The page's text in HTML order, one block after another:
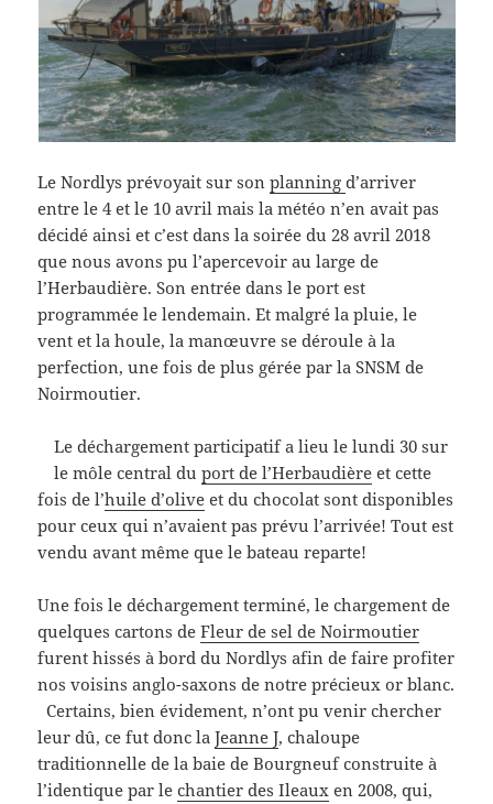
Le Nordlys prévoyait sur sonplanningd’arriver
entre le 4 et le 10 avril mais la météo n’en avait pas
décidé ainsi et c’est dans la soirée du 28 avril 2018
que nous avons pu l’apercevoir au large de
l’Herbaudière. Son entrée dans le port est
programmée le lendemain. Et malgré la pluie, le
vent et la houle, la manœuvre se déroule à la
perfection, une fois de plus gérée par la SNSM de
Noirmoutier.
Le déchargement participatif a lieu le lundi 30 sur
le môle central duport de l’Herbaudière et cette
fois de l’huile d’olive et du chocolat sont disponibles
pour ceux qui n’avaient pas prévu l’arrivée! Tout est
vendu avant même que le bateau reparte!
Une fois le déchargement terminé, le chargement de
quelques cartons deFleur de sel de Noirmoutier
furent hissés à bord du Nordlys afin de faire profiter
nos voisins anglo-saxons de notre précieux or blanc.
Certains, bien évidement, n’ont pu venir chercher
leur dû, ce fut donc laJeanne J, chaloupe
traditionnelle de la baie de Bourgneuf construite à
l’identique par lechantier des Ileaux en 2008, qui,